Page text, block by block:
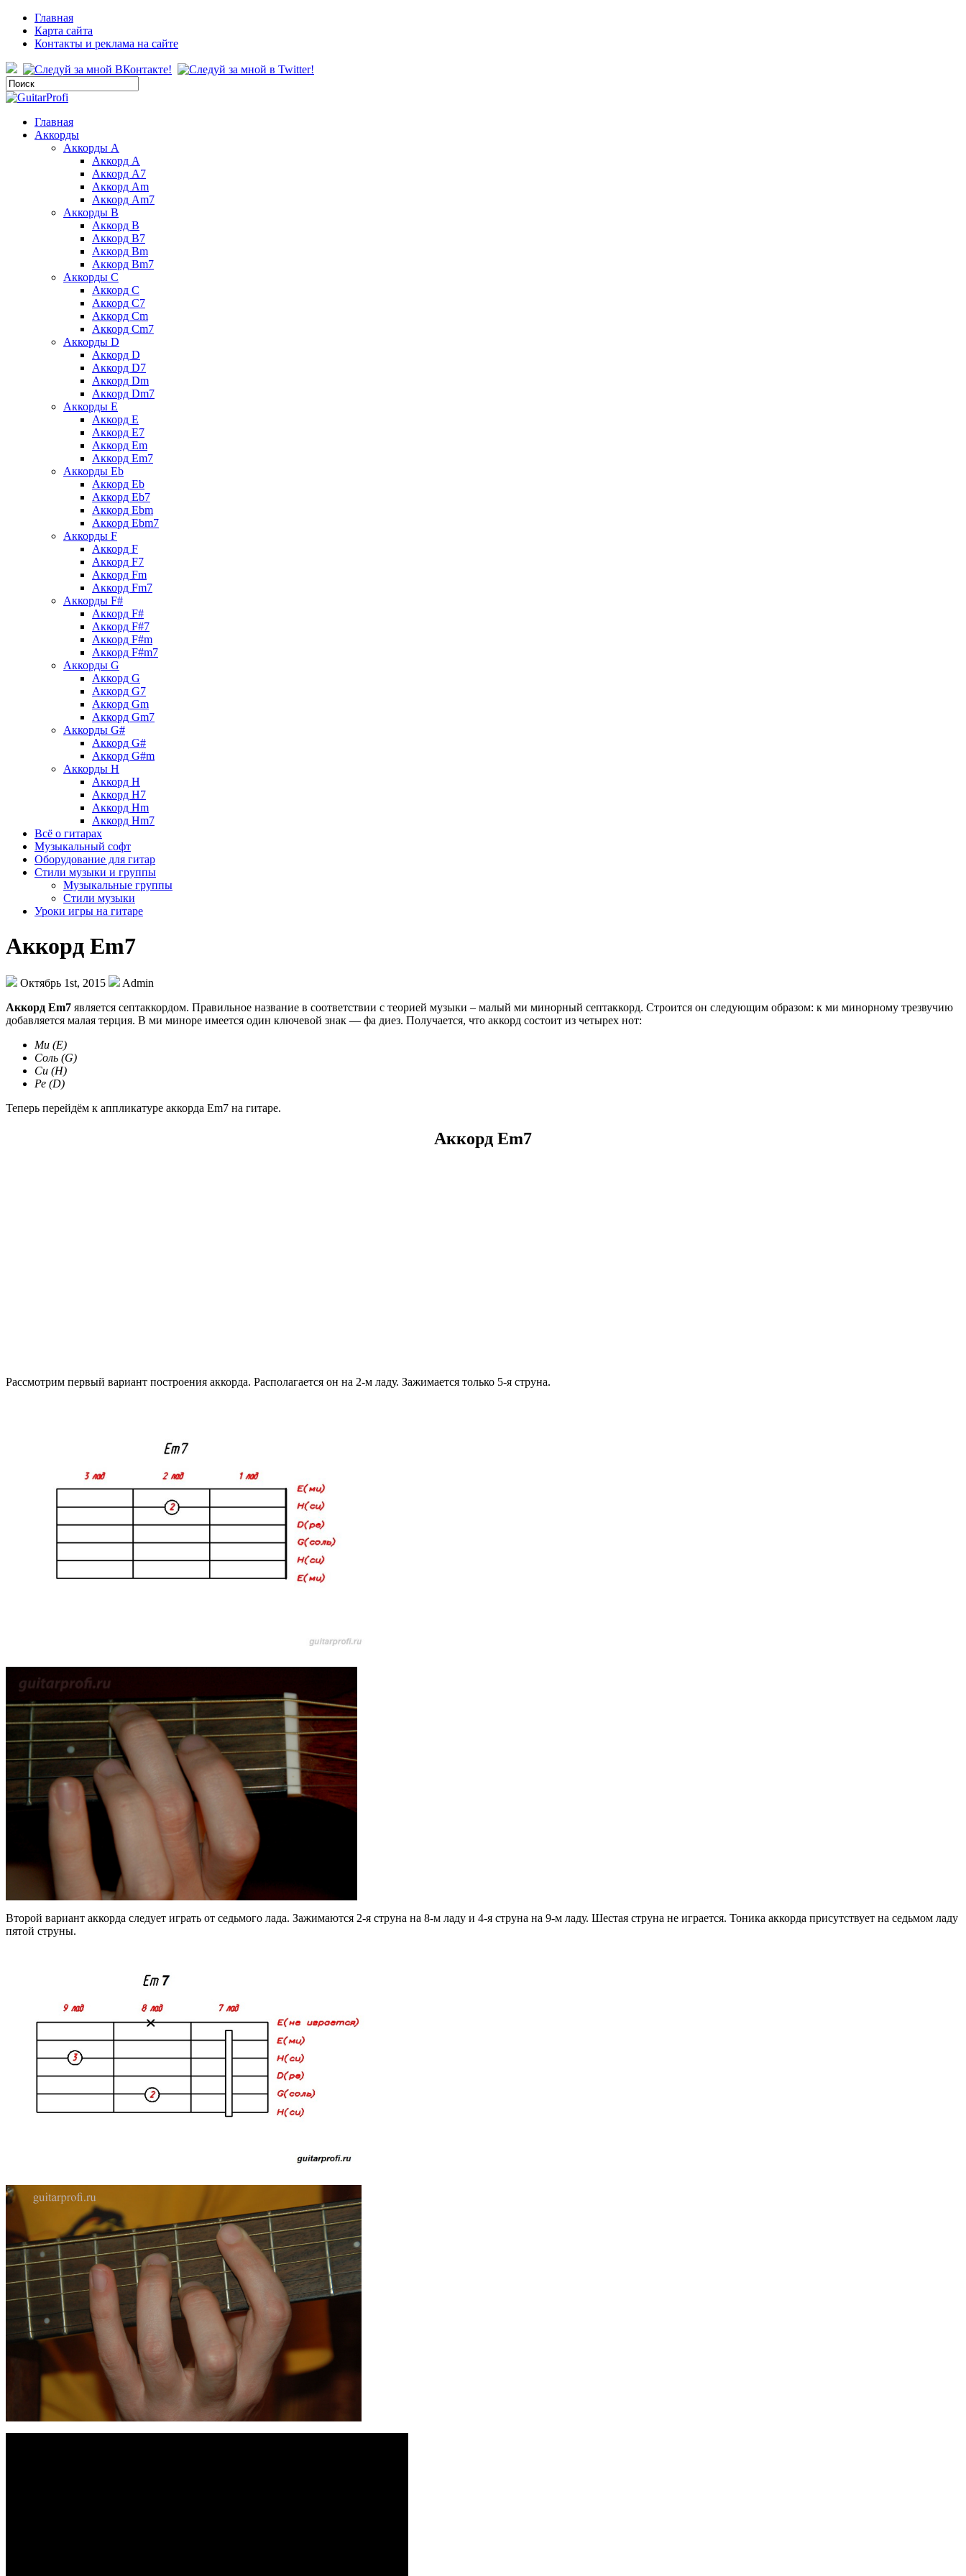
Главная
Карта сайта
Контакты и реклама на сайте
Главная
Аккорды
Аккорды A
Аккорд A
Аккорд A7
Аккорд Am
Аккорд Am7
Аккорды B
Аккорд B
Аккорд B7
Аккорд Bm
Аккорд Bm7
Аккорды C
Аккорд C
Аккорд C7
Аккорд Cm
Аккорд Cm7
Аккорды D
Аккорд D
Аккорд D7
Аккорд Dm
Аккорд Dm7
Аккорды E
Аккорд E
Аккорд E7
Аккорд Em
Аккорд Em7
Аккорды Eb
Аккорд Eb
Аккорд Eb7
Аккорд Ebm
Аккорд Ebm7
Аккорды F
Аккорд F
Аккорд F7
Аккорд Fm
Аккорд Fm7
Аккорды F#
Аккорд F#
Аккорд F#7
Аккорд F#m
Аккорд F#m7
Аккорды G
Аккорд G
Аккорд G7
Аккорд Gm
Аккорд Gm7
Аккорды G#
Аккорд G#
Аккорд G#m
Аккорды H
Аккорд H
Аккорд H7
Аккорд Hm
Аккорд Hm7
Всё о гитарах
Музыкальный софт
Оборудование для гитар
Стили музыки и группы
Музыкальные группы
Стили музыки
Уроки игры на гитаре
Аккорд Em7
Октябрь 1st, 2015
Admin
Аккорд Em7 является септаккордом. Правильное название в соответствии с теорией музыки – малый ми минорный септаккорд. Строится он следующим образом: к ми минорному трезвучию
добавляется малая терция. В ми миноре имеется один ключевой знак — фа диез. Получается, что аккорд состоит из четырех нот:
Ми (E)
Соль (G)
Си (H)
Ре (D)
Теперь перейдём к аппликатуре аккорда Em7 на гитаре.
Аккорд Em7
Рассмотрим первый вариант построения аккорда. Располагается он на 2-м ладу. Зажимается только 5-я струна.
Второй вариант аккорда следует играть от седьмого лада. Зажимаются 2-я струна на 8-м ладу и 4-я струна на 9-м ладу. Шестая струна не играется. Тоника аккорда присутствует на седьмом ладу
пятой струны.